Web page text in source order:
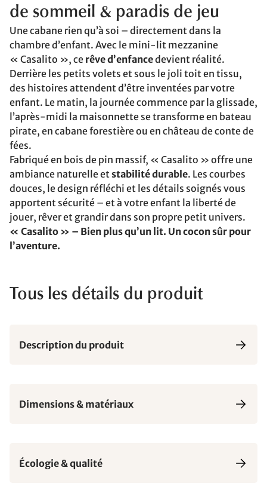
de sommeil & paradis de jeu
Une cabane rien qu’à soi – directement dans la
chambre d’enfant. Avec le mini-lit mezzanine
« Casalito », ce rêve d’enfancedevient réalité.
Derrière les petits volets et sous le joli toit en tissu,
des histoires attendent d’être inventées par votre
enfant. Le matin, la journée commence par la glissade,
l’après-midi la maisonnette se transforme en bateau
pirate, en cabane forestière ou en château de conte de
fées.
Fabriqué en bois de pin massif, « Casalito » offre une
ambiance naturelle etstabilité durable. Les courbes
douces, le design réfléchi et les détails soignés vous
apportent sécurité – et à votre enfant la liberté de
jouer, rêver et grandir dans son propre petit univers.
« Casalito » – Bien plus qu’un lit. Un cocon sûr pour
l’aventure.
Tous les détails du produit
Description du produit
Dimensions & matériaux
Écologie & qualité